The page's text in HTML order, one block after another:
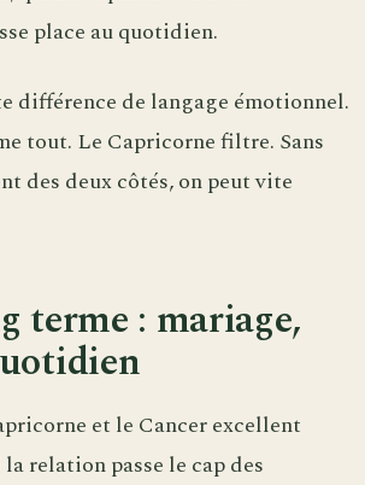
place au quotidien.
différence de langage émotionnel.
tout. Le Capricorne filtre. Sans
des deux côtés, on peut vite
terme : mariage,
et le Cancer excellent
relation passe le cap des